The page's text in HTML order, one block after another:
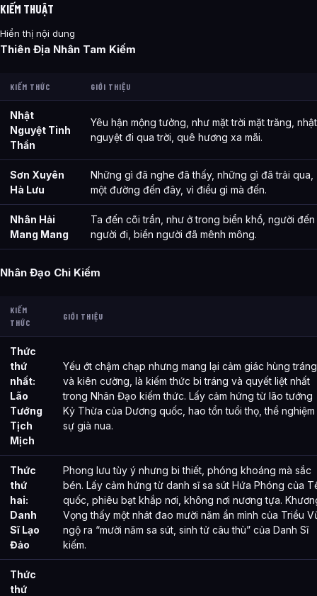
KIẾM THUẬT
Hiển thị nội dung
Thiên Địa Nhân Tam Kiếm
KIẾM THỨC GIỚI THIỆU
Nhật
Nguyệt Tinh
Thần
Yêu hận mộng tưởng, như mặt trời mặt trăng, nhật
nguyệt đi qua trời, quê hương xa mãi.
Sơn Xuyên
Hà Lưu
Những gì đã nghe đã thấy, những gì đã trải qua,
một đường đến đây, vì điều gì mà đến.
Nhân Hải
Mang Mang
Ta đến cõi trần, như ở trong biển khổ, người đến
người đi, biển người đã mênh mông.
Nhân Đạo Chi Kiếm
KIẾM
THỨC
GIỚI THIỆU
Thức
thứ
nhất:
Lão
Tướng
Tịch
Mịch
Yếu ớt chậm chạp nhưng mang lại cảm giác hùng tráng
và kiên cường, là kiếm thức bi tráng và quyết liệt nhất
trong Nhân Đạo kiếm thức. Lấy cảm hứng từ lão tướng
Kỷ Thừa của Dương quốc, hao tổn tuổi thọ, thể nghiệm
sự già nua.
Thức
thứ
hai:
Danh
Sĩ Lạo
Đảo
Phong lưu tùy ý nhưng bi thiết, phóng khoáng mà sắc
bén. Lấy cảm hứng từ danh sĩ sa sút Hứa Phóng của
quốc, phiêu bạt khắp nơi, không nơi nương tựa.
Vọng thấy một nhát đao mười năm ẩn mình của Triều
ngộ ra “mười năm sa sút, sinh tử câu thù” của Danh Sĩ
kiếm.
Thức
thứ